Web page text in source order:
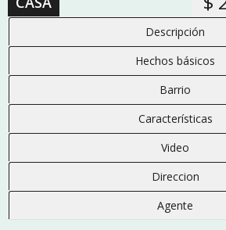
Descripción
Hechos básicos
Barrio
Características
Video
Direccion
Agente